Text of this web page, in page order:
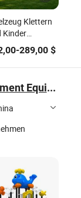
Klettern
Kinder
Rutsche
Große
Thema
Rutschen Set
Kinder
Freizeit
Spielplatz
-289,00$
Wenzhou Shengxin Amusement Equipment Co., Ltd.